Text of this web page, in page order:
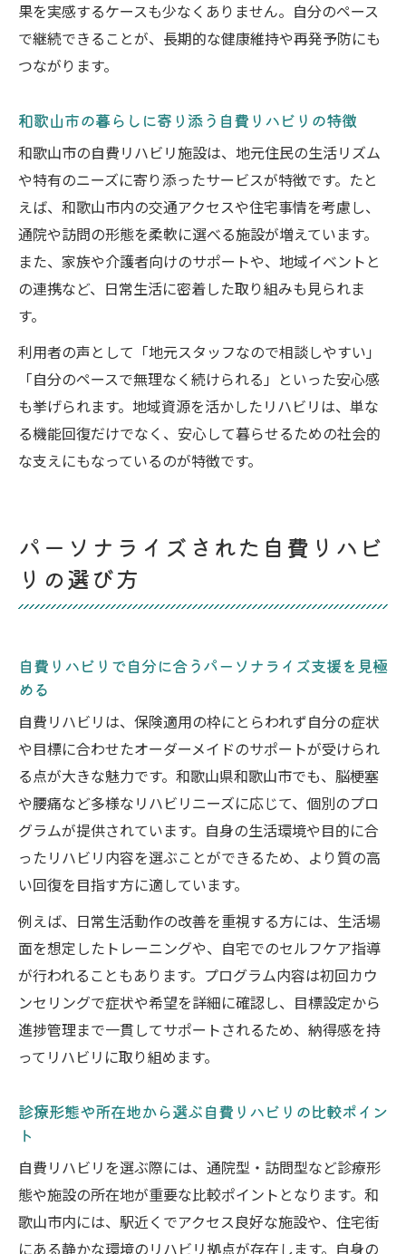
果を実感するケースも少なくありません。自分のペース
で継続できることが、長期的な健康維持や再発予防にも
つながります。
和歌山市の暮らしに寄り添う自費リハビリの特徴
和歌山市の自費リハビリ施設は、地元住民の生活リズム
や特有のニーズに寄り添ったサービスが特徴です。たと
えば、和歌山市内の交通アクセスや住宅事情を考慮し、
通院や訪問の形態を柔軟に選べる施設が増えています。
また、家族や介護者向けのサポートや、地域イベントと
の連携など、日常生活に密着した取り組みも見られま
す。
利用者の声として「地元スタッフなので相談しやすい」
「自分のペースで無理なく続けられる」といった安心感
も挙げられます。地域資源を活かしたリハビリは、単な
る機能回復だけでなく、安心して暮らせるための社会的
な支えにもなっているのが特徴です。
パーソナライズされた自費リハビ
リの選び方
自費リハビリで自分に合うパーソナライズ支援を見極
める
自費リハビリは、保険適用の枠にとらわれず自分の症状
や目標に合わせたオーダーメイドのサポートが受けられ
る点が大きな魅力です。和歌山県和歌山市でも、脳梗塞
や腰痛など多様なリハビリニーズに応じて、個別のプロ
グラムが提供されています。自身の生活環境や目的に合
ったリハビリ内容を選ぶことができるため、より質の高
い回復を目指す方に適しています。
例えば、日常生活動作の改善を重視する方には、生活場
面を想定したトレーニングや、自宅でのセルフケア指導
が行われることもあります。プログラム内容は初回カウ
ンセリングで症状や希望を詳細に確認し、目標設定から
進捗管理まで一貫してサポートされるため、納得感を持
ってリハビリに取り組めます。
診療形態や所在地から選ぶ自費リハビリの比較ポイン
ト
自費リハビリを選ぶ際には、通院型・訪問型など診療形
態や施設の所在地が重要な比較ポイントとなります。和
歌山市内には、駅近くでアクセス良好な施設や、住宅街